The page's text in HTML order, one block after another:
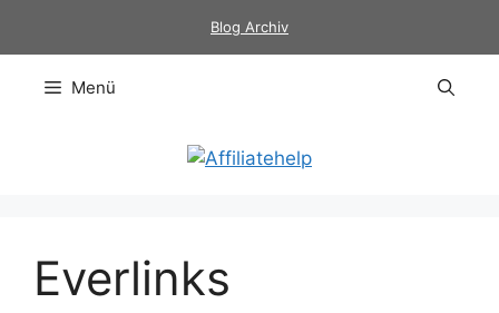
Blog Archiv
Menü
Everlinks